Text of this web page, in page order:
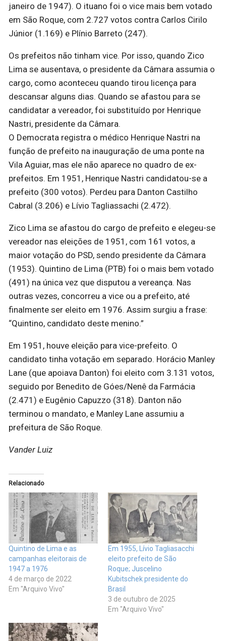
janeiro de 1947). O ituano foi o vice mais bem votado
em São Roque, com 2.727 votos contra Carlos Cirilo
Júnior (1.169) e Plínio Barreto (247).
Os prefeitos não tinham vice. Por isso, quando Zico
Lima se ausentava, o presidente da Câmara assumia o
cargo, como aconteceu quando tirou licença para
descansar alguns dias. Quando se afastou para se
candidatar a vereador, foi substituído por Henrique
Nastri, presidente da Câmara.
O Democrata registra o médico Henrique Nastri na
função de prefeito na inauguração de uma ponte na
Vila Aguiar, mas ele não aparece no quadro de ex-
prefeitos. Em 1951, Henrique Nastri candidatou-se a
prefeito (300 votos). Perdeu para Danton Castilho
Cabral (3.206) e Lívio Tagliassachi (2.472).
Zico Lima se afastou do cargo de prefeito e elegeu-se
vereador nas eleições de 1951, com 161 votos, a
maior votação do PSD, sendo presidente da Câmara
(1953). Quintino de Lima (PTB) foi o mais bem votado
(491) na única vez que disputou a vereança. Nas
outras vezes, concorreu a vice ou a prefeito, até
finalmente ser eleito em 1976. Assim surgiu a frase:
“Quintino, candidato deste menino.”
Em 1951, houve eleição para vice-prefeito. O
candidato tinha votação em separado. Horácio Manley
Lane (que apoiava Danton) foi eleito com 3.131 votos,
seguido por Benedito de Góes/Nenê da Farmácia
(2.471) e Eugênio Capuzzo (318). Danton não
terminou o mandato, e Manley Lane assumiu a
prefeitura de São Roque.
Vander Luiz
Relacionado
Quintino de Lima e as
campanhas eleitorais de
1947 a 1976
4 de março de 2022
Em "Arquivo Vivo"
Em 1955, Lívio Tagliasacchi
eleito prefeito de São
Roque; Juscelino
Kubitschek presidente do
Brasil
3 de outubro de 2025
Em "Arquivo Vivo"